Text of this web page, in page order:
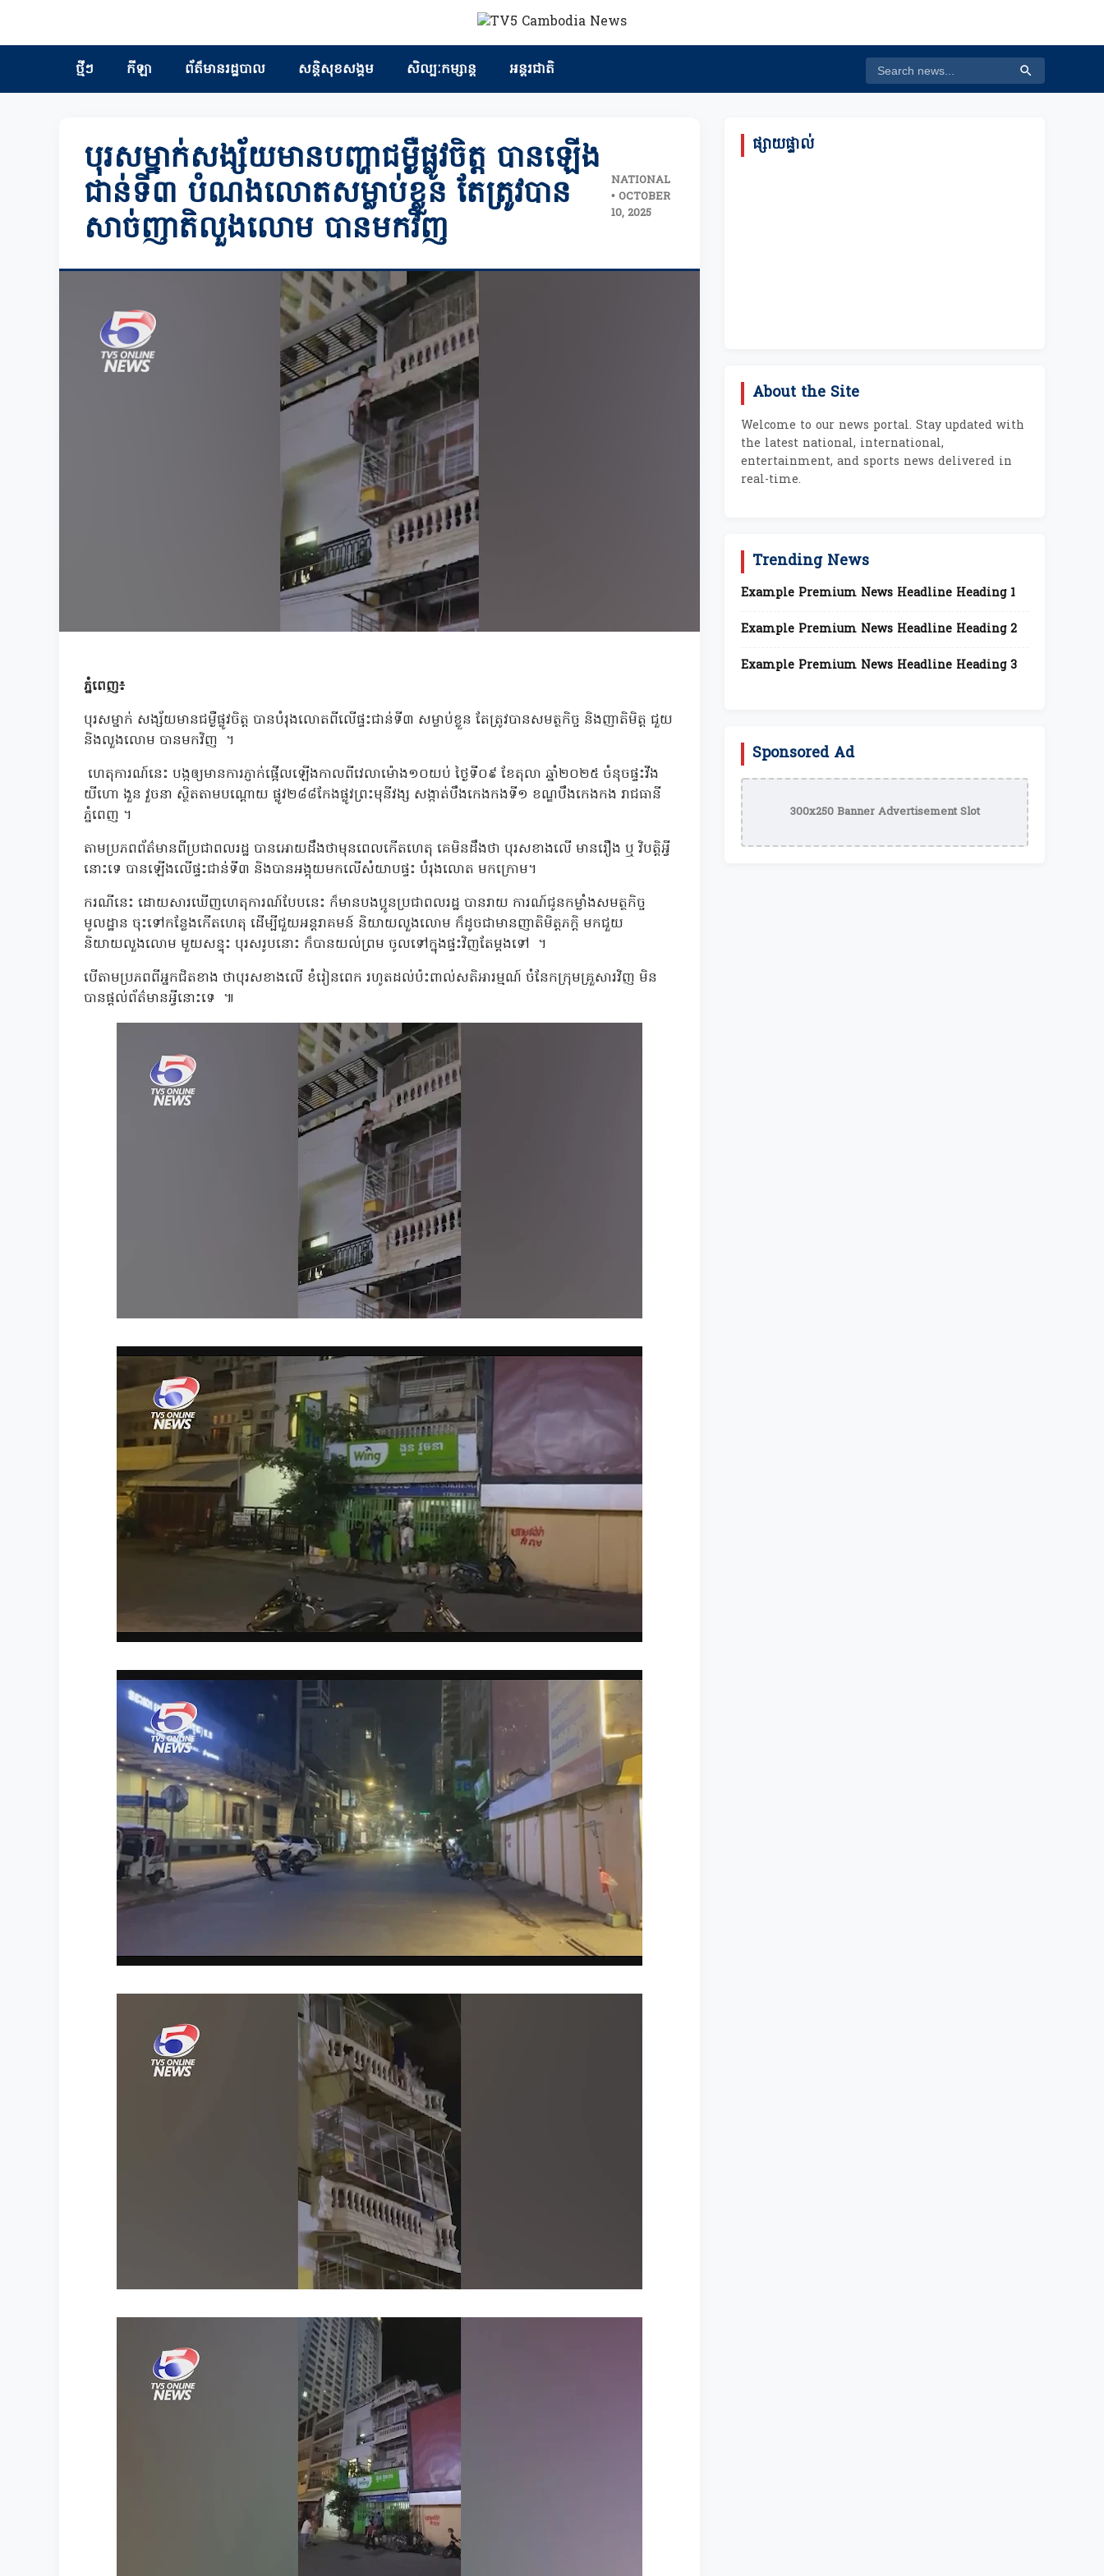
ថ្មីៗ កីឡា ព័ត៏មានរដ្ឋបាល សន្តិសុខសង្គម សិល្បៈកម្សាន្ត អន្តរជាតិ
បុរសម្នាក់សង្ស័យមានបញ្ហាជម្ងឺផ្លូវចិត្ត បានឡើង
ជាន់ទី៣ បំណងលោតសម្លាប់ខ្លួន តែត្រូវបាន
សាច់ញាតិលួងលោម បានមកវិញ
NATIONAL
• OCTOBER
10, 2025
ភ្នំពេញ៖
បុរសម្នាក់ សង្ស័យមានជម្ងឺផ្លូវចិត្ត បានបំរុងលោតពីលើផ្ទះជាន់ទី៣ សម្លាប់ខ្លួន តែត្រូវបានសមត្ថកិច្ច និងញាតិមិត្ត ជួយ
និងលួងលោម បានមកវិញ ។
ហេតុការណ៍នេះ បង្កឲ្យមានការភ្ញាក់ផ្អើលឡើងកាលពីវេលាម៉ោង១០យប់ ថ្ងៃទី០៩ ខែតុលា ឆ្នាំ២០២៥ ចំនុចផ្ទះវីង
យីហោ ងួន វួចនា ស្ថិតតាមបណ្ដោយ ផ្លូវ២៨៨កែងផ្លូវព្រះមុនីវង្ស សង្កាត់បឹងកេងកងទី១ ខណ្ឌបឹងកេងកង រាជធានី
ភ្នំពេញ ។
តាមប្រភពព័ត៌មានពីប្រជាពលរដ្ឋ បានអោយដឹងថាមុនពេលកើតហេតុ គេមិនដឹងថា បុរសខាងលើ មានរឿង ឬ វិបត្តិអ្វី
នោះទេ បានឡើងលើផ្ទះជាន់ទី៣ និងបានអង្គុយមកលើសំយាបផ្ទះ បំរុងលោត មកក្រោម។
ករណីនេះ ដោយសារឃើញហេតុការណ៍បែបនេះ ក៏មានបងប្អូនប្រជាពលរដ្ឋ បានរាយ ការណ៍ជូនកម្លាំងសមត្ថកិច្ច
មូលដ្ឋាន ចុះទៅកន្លែងកើតហេតុ ដើម្បីជួយអន្តរាគមន៍ និយាយលួងលោម ក៏ដូចជាមានញាតិមិត្តភក្តិ មកជួយ
និយាយលួងលោម មួយសន្ទុះ បុរសរូបនោះ ក៏បានយល់ព្រម ចូលទៅក្នុងផ្ទះវិញតែម្តងទៅ ។
បើតាមប្រភពពីអ្នកជិតខាង ថាបុរសខាងលើ ខំរៀនពេក រហូតដល់ប៉ះពាល់សតិអារម្មណ៍ ចំនែកក្រុមគ្រួសារវិញ មិន
បានផ្តល់ព័ត៌មានអ្វីនោះទេ ៕
ផ្សាយផ្ទាល់
About the Site
Welcome to our news portal. Stay updated with
the latest national, international,
entertainment, and sports news delivered in
real-time.
Trending News
Example Premium News Headline Heading 1
Example Premium News Headline Heading 2
Example Premium News Headline Heading 3
Sponsored Ad
300x250 Banner Advertisement Slot